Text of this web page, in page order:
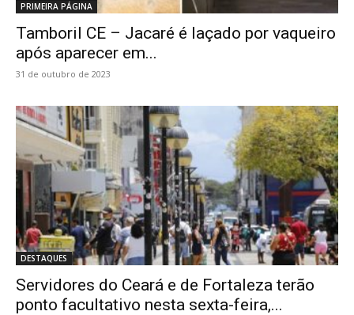
PRIMEIRA PÁGINA
Tamboril CE – Jacaré é laçado por vaqueiro
após aparecer em...
31 de outubro de 2023
DESTAQUES
Servidores do Ceará e de Fortaleza terão
ponto facultativo nesta sexta-feira,...